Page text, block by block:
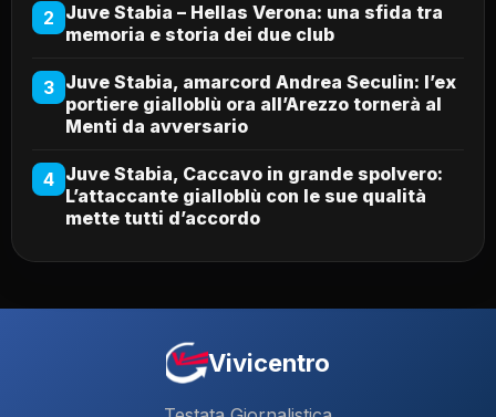
2 Juve Stabia – Hellas Verona: una sfida tra
memoria e storia dei due club
3 Juve Stabia, amarcord Andrea Seculin: l’ex
portiere gialloblù ora all’Arezzo tornerà al
Menti da avversario
4 Juve Stabia, Caccavo in grande spolvero:
L’attaccante gialloblù con le sue qualità
mette tutti d’accordo
Vivicentro